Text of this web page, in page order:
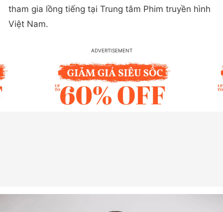
tham gia lồng tiếng tại Trung tâm Phim truyền hình
Việt Nam.